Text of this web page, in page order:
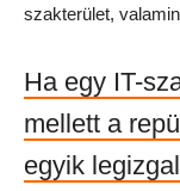
szakterület,
Ha egy IT-
mellett a
egyik